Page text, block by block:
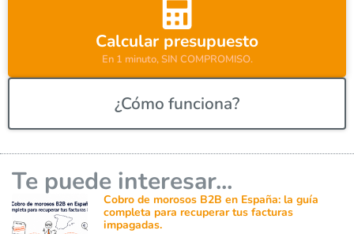
:
Calcular presupuesto
En 1 minuto, SIN COMPROMISO.
¿Cómo funciona?
Te puede interesar...
Cobro de morosos B2B en España: la guía
completa para recuperar tus facturas
impagadas.